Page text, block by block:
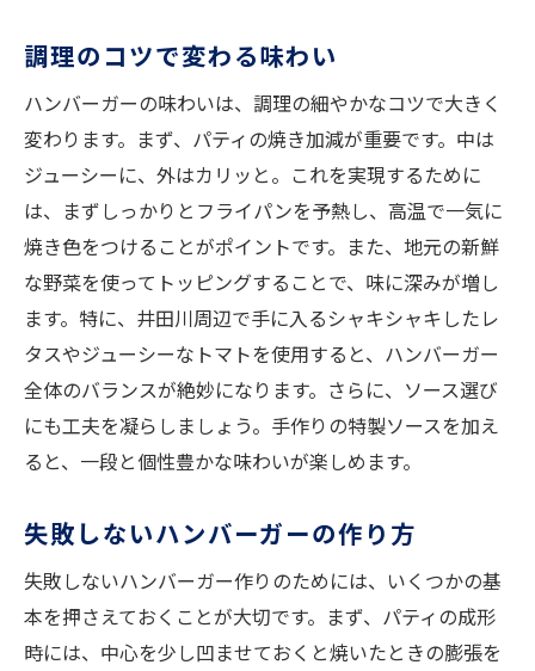
調理のコツで変わる味わい
ハンバーガーの味わいは、調理の細やかなコツで大きく
変わります。まず、パティの焼き加減が重要です。中は
ジューシーに、外はカリッと。これを実現するために
は、まずしっかりとフライパンを予熱し、高温で一気に
焼き色をつけることがポイントです。また、地元の新鮮
な野菜を使ってトッピングすることで、味に深みが増し
ます。特に、井田川周辺で手に入るシャキシャキしたレ
タスやジューシーなトマトを使用すると、ハンバーガー
全体のバランスが絶妙になります。さらに、ソース選び
にも工夫を凝らしましょう。手作りの特製ソースを加え
ると、一段と個性豊かな味わいが楽しめます。
失敗しないハンバーガーの作り方
失敗しないハンバーガー作りのためには、いくつかの基
本を押さえておくことが大切です。まず、パティの成形
時には、中心を少し凹ませておくと焼いたときの膨張を